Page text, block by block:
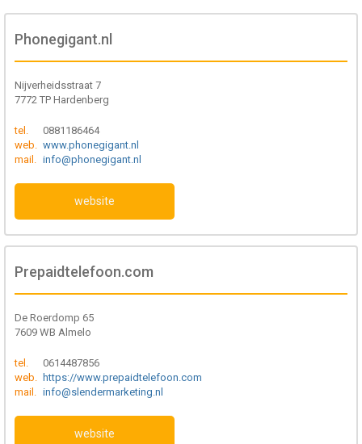
Phonegigant.nl
Nijverheidsstraat 7
7772 TP Hardenberg
tel.
0881186464
web. www.phonegigant.nl
mail. info@phonegigant.nl
website
Prepaidtelefoon.com
De Roerdomp 65
7609 WB Almelo
tel.
0614487856
web. https://www.prepaidtelefoon.com
mail. info@slendermarketing.nl
website